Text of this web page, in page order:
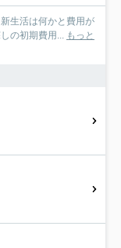
生活は何かと費用が
の初期費用...
もっと